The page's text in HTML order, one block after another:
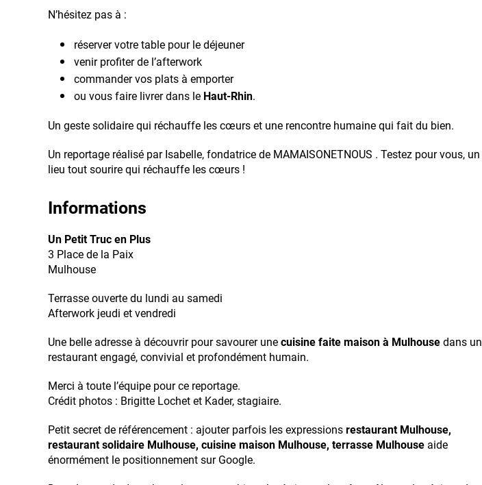
N’hésitez pas à :
réserver votre table pour le déjeuner
venir profiter de l’afterwork
commander vos plats à emporter
ou vous faire livrer dans le Haut-Rhin.
Un geste solidaire qui réchauffe les cœurs et une rencontre humaine qui fait du bien.
Un reportage réalisé par Isabelle, fondatrice de MAMAISONETNOUS . Testez pour vous, un
lieu tout sourire qui réchauffe les cœurs !
Informations
Un Petit Truc en Plus
3 Place de la Paix
Mulhouse
Terrasse ouverte du lundi au samedi
Afterwork jeudi et vendredi
Une belle adresse à découvrir pour savourer une cuisine faite maison à Mulhouse dans un
restaurant engagé, convivial et profondément humain.
Merci à toute l’équipe pour ce reportage.
Crédit photos : Brigitte Lochet et Kader, stagiaire.
Petit secret de référencement : ajouter parfois les expressions restaurant Mulhouse,
restaurant solidaire Mulhouse, cuisine maison Mulhouse, terrasse Mulhouse aide
énormément le positionnement sur Google.